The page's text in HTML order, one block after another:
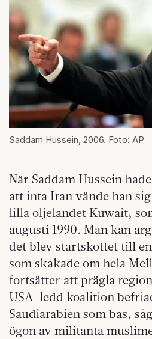
Saddam Hussein, 2006. Foto: AP
När Saddam Hussein
att inta Iran vände han
lilla oljelandet Kuwait,
augusti 1990. Man kan
det blev startskottet till
som skakade om hela
fortsätter att prägla
USA-ledd koalition
Saudiarabien som bas,
ögon av militanta